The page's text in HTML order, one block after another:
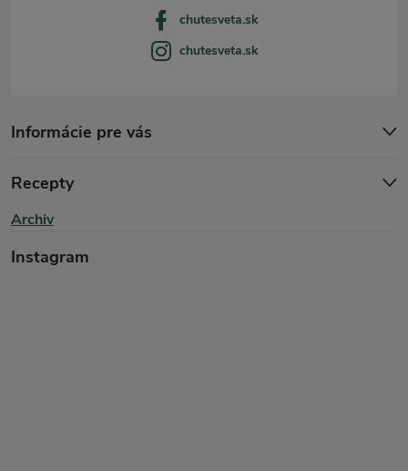
chutesveta.sk
chutesveta.sk
Informácie pre vás
Recepty
Archiv
Instagram